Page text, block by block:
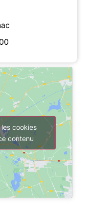
cookies
contenu